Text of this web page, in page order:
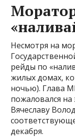
Несмотря на
рейды по
жилых домах,
ночью). Глава
пожаловался
Вячеславу
декабря.